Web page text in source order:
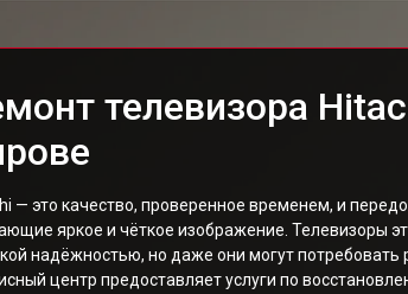
телевизора
— это качество, проверенное временем, и
яркое и чёткое изображение. Телевизоры
надёжностью, но даже они могут потребовать
центр предоставляет услуги по